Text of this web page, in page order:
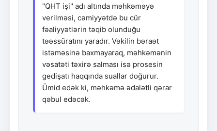
"QHT işi" adı altında məhkəməyə
verilməsi, cəmiyyətdə bu cür
fəaliyyətlərin təqib olunduğu
təəssüratını yaradır. Vəkilin bəraət
istəməsinə baxmayaraq, məhkəmənin
vəsatəti təxirə salması isə prosesin
gedişatı haqqında suallar doğurur.
Ümid edək ki, məhkəmə ədalətli qərar
qəbul edəcək.